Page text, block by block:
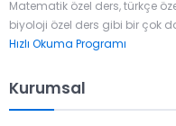
Matematik özel ders, türkçe
biyoloji özel ders gibi bir çok
Hızlı Okuma Programı
Kurumsal